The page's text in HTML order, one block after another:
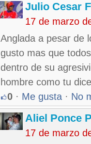
Julio Cesar
17 de marzo
Anglada a pesar de
gusto mas que
dentro de su
hombre como tu
0 · Me gusta · No
Aliel Ponce
17 de marzo